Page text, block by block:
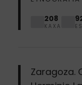
208
KAXA
Zaragoza.